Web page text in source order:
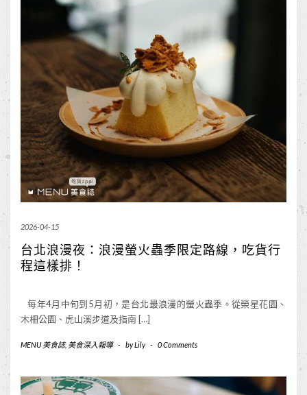
2026-04-15
台北浪漫夜：浪漫螢火蟲季限定路線，吃貨行
程這樣排！
每年4月中旬到5月初，是台北最浪漫的螢火蟲季。從榮星花園、
木柵公園、虎山溪步道及指南 […]
MENU 美食誌, 美食深入報導 - byLily - 0 Comments